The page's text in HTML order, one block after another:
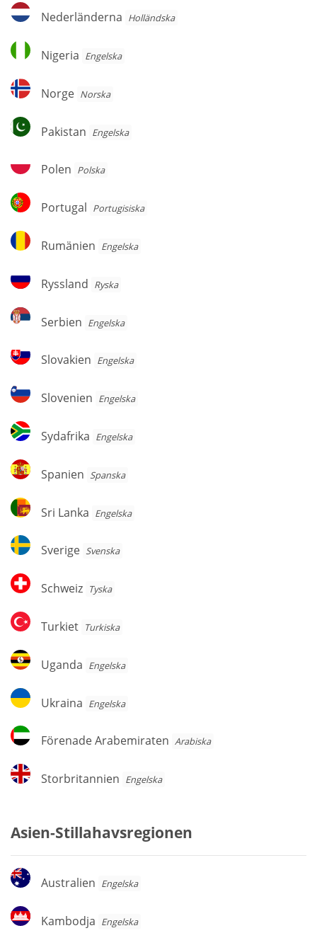
Nederländerna
Nederländerna Holländska
Nigeria
Nigeria Engelska
Norge
Norge Norska
Pakistan
Pakistan Engelska
Polen
Polen Polska
Portugal
Portugal Portugisiska
Rumänien
Rumänien Engelska
Ryssland
Ryssland Ryska
Serbien
Serbien Engelska
Slovakien
Slovakien Engelska
Slovenien
Slovenien Engelska
Sydafrika
Sydafrika Engelska
Spanien
Spanien Spanska
Sri
Lanka
Sri Lanka Engelska
Sverige
Sverige Svenska
Schweiz
Schweiz Tyska
Turkiet
Turkiet Turkiska
Uganda
Uganda Engelska
Ukraina
Ukraina Engelska
Förenade
Arabemiraten
Förenade Arabemiraten Arabiska
Storbritannien
Storbritannien Engelska
Asien-Stillahavsregionen
Australien
Australien Engelska
Kambodja
Kambodja Engelska